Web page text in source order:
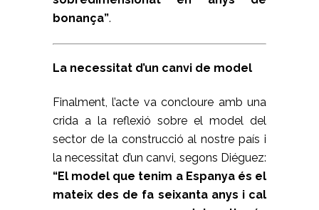
bonança”.
La necessitat d’un canvi de model
Finalment, l’acte va concloure amb una
crida a la reflexió sobre el model del
sector de la construcció al nostre país i
la necessitat d’un canvi, segons Diéguez:
“El model que tenim a Espanya és el
mateix des de fa seixanta anys i cal